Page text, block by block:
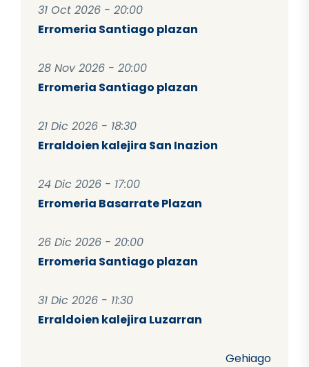
31 Oct 2026 - 20:00
Erromeria Santiago plazan
28 Nov 2026 - 20:00
Erromeria Santiago plazan
21 Dic 2026 - 18:30
Erraldoien kalejira San Inazion
24 Dic 2026 - 17:00
Erromeria Basarrate Plazan
26 Dic 2026 - 20:00
Erromeria Santiago plazan
31 Dic 2026 - 11:30
Erraldoien kalejira Luzarran
Gehiago